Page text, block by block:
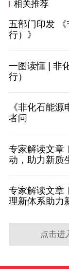
相关推荐
五部门印发
行）》
一图读懂 | 非
行）
《非化石能
者问
专家解读文章
动，助力新质
专家解读文章
理新体系助力
点击进